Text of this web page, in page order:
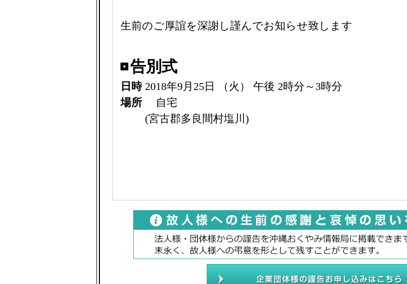
生前のご厚誼を深謝し謹んでお知らせ致します
告別式
日時 2018年9月25日 （火） 午後 2時分～3時分
場所
自宅
(宮古郡多良間村塩川)